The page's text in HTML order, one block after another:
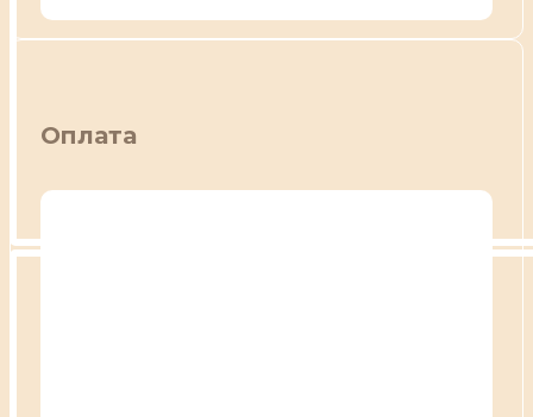
Оплата